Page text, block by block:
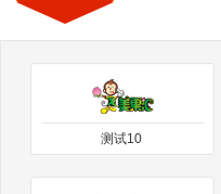
测试10